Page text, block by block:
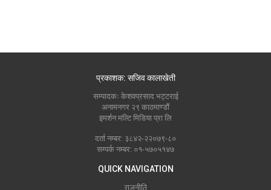
प्रकाशक: सजिव कालाखेती
सम्पादकः केशवप्रसाद भट्टराई
अनामनगर २९ काठमाण्डौं
इमर्शन मल्टि मिडिया प्रा लि
दर्ता नम्बर: ३८४२-२२०७९-८०
सम्पर्क नम्बर: ०१-५७०५१४७
QUICK NAVIGATION